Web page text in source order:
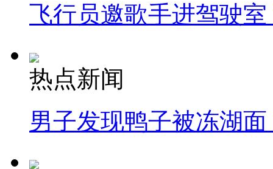
飞行员邀歌手进驾驶
热点新闻
男子发现鸭子被冻湖